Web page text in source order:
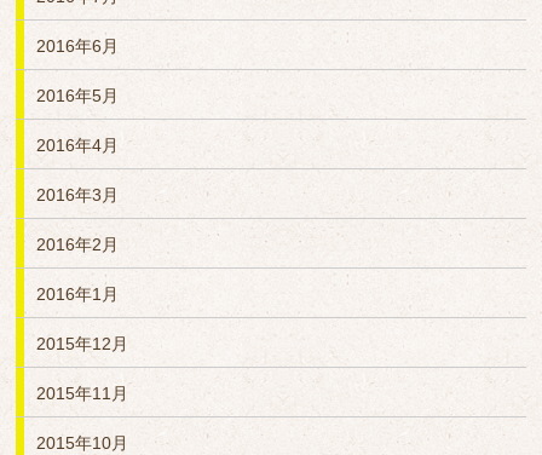
2016年6月
2016年5月
2016年4月
2016年3月
2016年2月
2016年1月
2015年12月
2015年11月
2015年10月